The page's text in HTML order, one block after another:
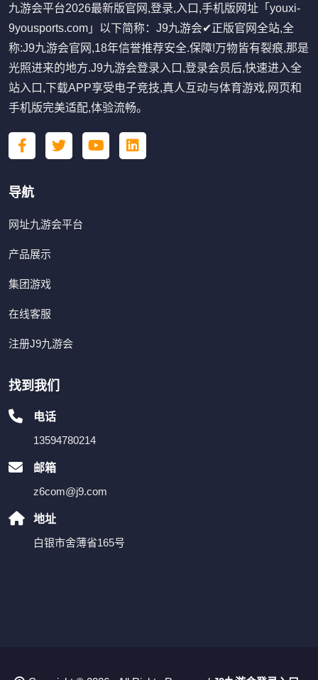
九游会平台2026最新版官网,登录,入口,手机版网址「youxi-
9yousports.com」以下简称：J9九游会✔正版官网全站,全
称:J9九游会官网,18年信誉推荐安全.保障!万物皆有裂痕,那是
光照进来的地方.J9九游会登录入口,登录会员后,快速进入全
站入口,下载APP享受电子竞技,真人互动与体育游戏,网页和
手机版完美适配,体验流畅。
导航
网址九游会平台
产品展示
集团游戏
在线客服
注册J9九游会
找到我们
电话
13594780214
邮箱
z6com@j9.com
地址
白银市舍薄省165号